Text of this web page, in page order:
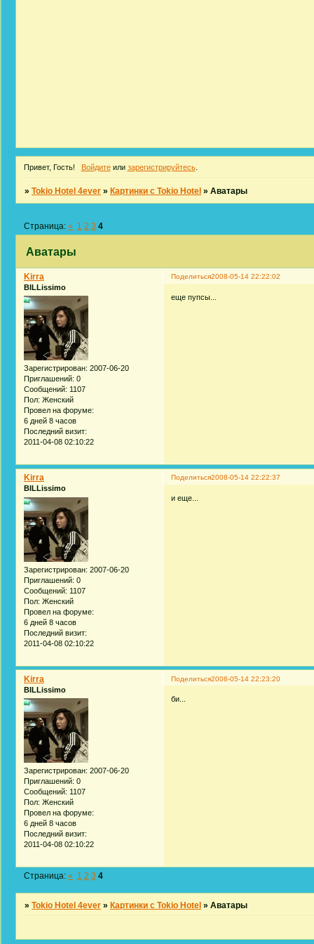
Привет, Гость! Войдитеили зарегистрируйтесь.
»Tokio Hotel 4ever »Картинки с Tokio Hotel »Аватары
Аватары
Страница:« 1 2 3 4
Поделиться2008-05-14 22:22:02
Kirra
BILLissimo
Зарегистрирован: 2007-06-20
Приглашений: 0
Сообщений: 1107
Пол: Женский
Провел на форуме:
6 дней 8 часов
Последний визит:
2011-04-08 02:10:22
еще пупсы...
Поделиться2008-05-14 22:22:37
Kirra
BILLissimo
Зарегистрирован: 2007-06-20
Приглашений: 0
Сообщений: 1107
Пол: Женский
Провел на форуме:
6 дней 8 часов
Последний визит:
2011-04-08 02:10:22
и еще...
Поделиться2008-05-14 22:23:20
Kirra
BILLissimo
Зарегистрирован: 2007-06-20
Приглашений: 0
Сообщений: 1107
Пол: Женский
Провел на форуме:
6 дней 8 часов
Последний визит:
2011-04-08 02:10:22
би...
Страница:« 1 2 3 4
»Tokio Hotel 4ever »Картинки с Tokio Hotel »Аватары